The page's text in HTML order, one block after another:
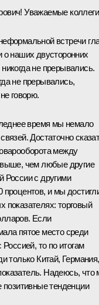
Уважаемые
встречи
о наших двусторонних
не прерывались.
не прерывались,
говорю.
время мы немало
Достаточно
между
выше, чем любые другие
России с другими
и мы
показателях: торговый
Если
пятое место среди
то по итогам
только Китай, Германия,
Надеюсь, что
позитивные тенденции